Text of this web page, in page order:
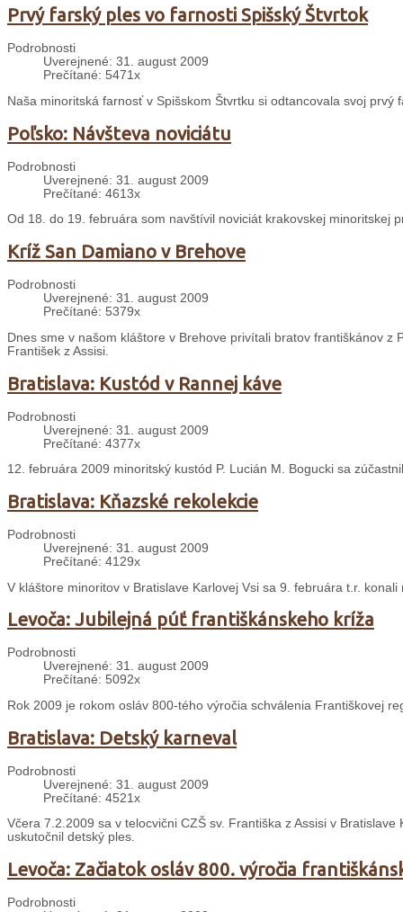
Prvý farský ples vo farnosti Spišský Štvrtok
Podrobnosti
Uverejnené: 31. august 2009
Prečítané: 5471x
Naša minoritská farnosť v Spišskom Štvrtku si odtancovala svoj
Poľsko: Návšteva noviciátu
Podrobnosti
Uverejnené: 31. august 2009
Prečítané: 4613x
Od 18. do 19. februára som navštívil noviciát krakovskej minoritskej
Kríž San Damiano v Brehove
Podrobnosti
Uverejnené: 31. august 2009
Prečítané: 5379x
Dnes sme v našom kláštore v Brehove privítali bratov františkánov
František z Assisi.
Bratislava: Kustód v Rannej káve
Podrobnosti
Uverejnené: 31. august 2009
Prečítané: 4377x
12. februára 2009 minoritský kustód P. Lucián M. Bogucki sa
Bratislava: Kňazské rekolekcie
Podrobnosti
Uverejnené: 31. august 2009
Prečítané: 4129x
V kláštore minoritov v Bratislave Karlovej Vsi sa 9. februára t.r.
Levoča: Jubilejná púť františkánskeho kríža
Podrobnosti
Uverejnené: 31. august 2009
Prečítané: 5092x
Rok 2009 je rokom osláv 800-tého výročia schválenia Františkovej
Bratislava: Detský karneval
Podrobnosti
Uverejnené: 31. august 2009
Prečítané: 4521x
Včera 7.2.2009 sa v telocvični CZŠ sv. Františka z Assisi v
uskutočnil detský ples.
Levoča: Začiatok osláv 800. výročia
Podrobnosti